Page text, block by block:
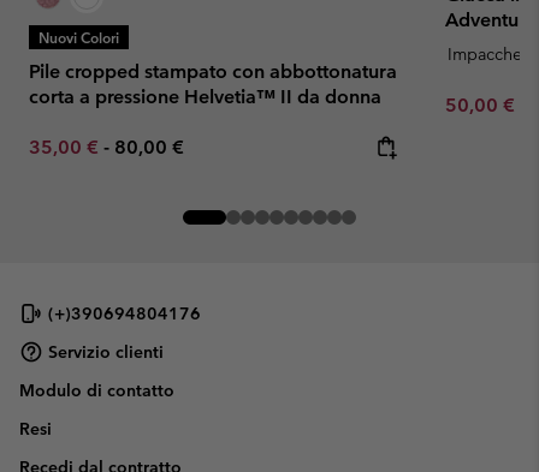
Nuovi Colori
Pile cropped stampato con abbottonatura
corta a pressione Helvetia™ II da donna
Minimum sale price:
35,00 € - Maximum price:
80,00 €
Minimum
50,00 €
(+)390694804176
Servizio clienti
Modulo di contatto
Resi
Recedi dal contratto